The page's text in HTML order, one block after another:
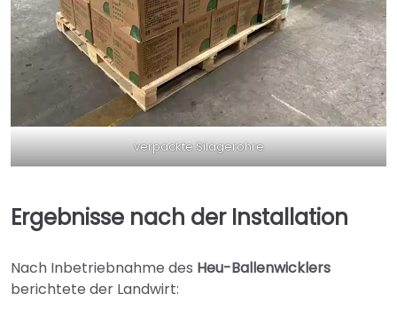
verpackte Silagerohre
Ergebnisse nach der Installation
Nach Inbetriebnahme des Heu-Ballenwicklers
berichtete der Landwirt: